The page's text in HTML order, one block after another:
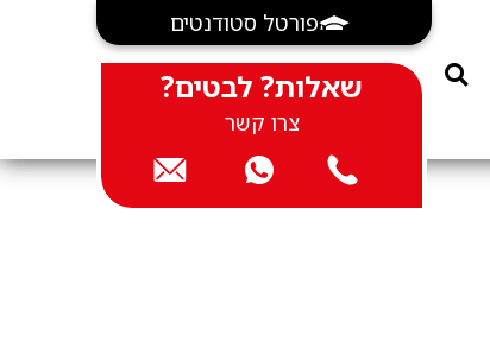
פורטל סטודנטים
שאלות? לבטים?
צרו קשר